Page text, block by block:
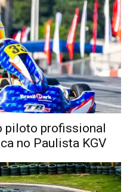
piloto profissional
no Paulista KGV